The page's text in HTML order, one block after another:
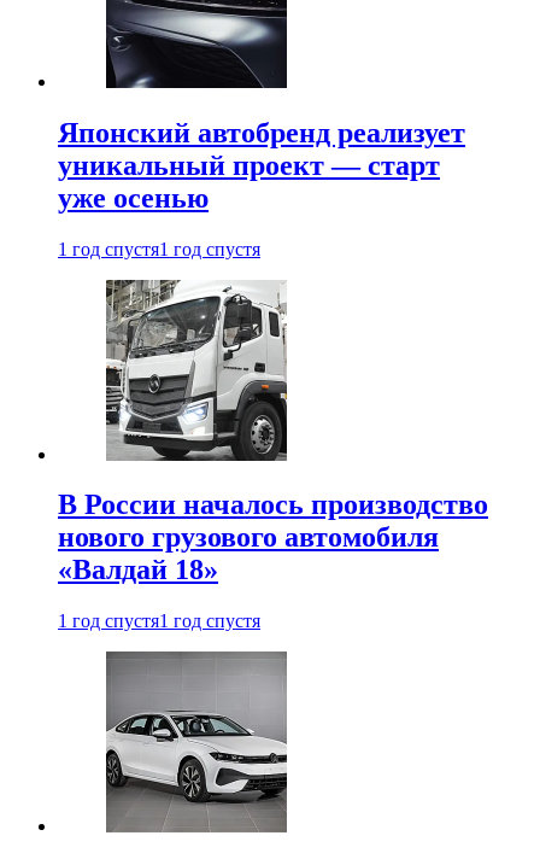
Японский автобренд реализует
уникальный проект — старт
уже осенью
1 год спустя1 год спустя
В России началось производство
нового грузового автомобиля
«Валдай 18»
1 год спустя1 год спустя